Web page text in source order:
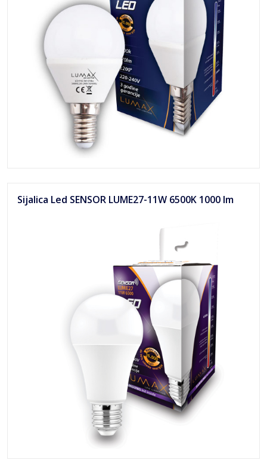
Sijalica Led SENSOR LUME27-11W 6500K 1000 lm